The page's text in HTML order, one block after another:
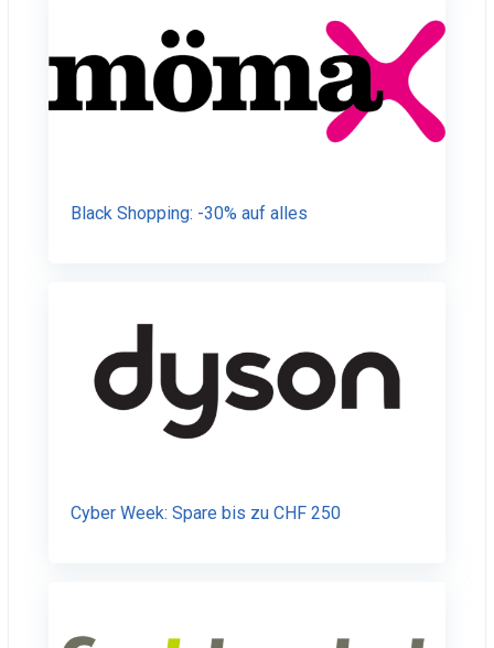
Black Shopping: -30% auf alles
Cyber Week: Spare bis zu CHF 250